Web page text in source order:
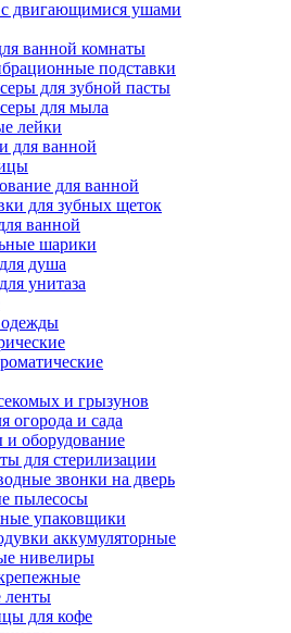
двигающимися ушами
ванной комнаты
подставки
для зубной пасты
для мыла
лейки
для ванной
для ванной
для зубных щеток
ванной
шарики
душа
унитаза
и грызунов
огорода и сада
оборудование
для стерилизации
звонки на дверь
пылесосы
упаковщики
аккумуляторные
нивелиры
ленты
для кофе